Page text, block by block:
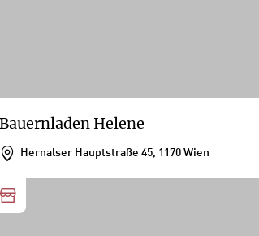
Bauernladen Helene
Hernalser Hauptstraße 45, 1170 Wien